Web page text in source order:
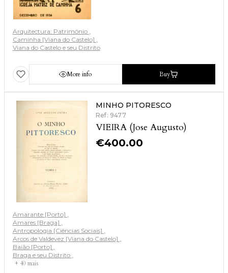
Arquitectura: Património
Caminha [Viana do Castelo]
Viana do Castelo e seu Distrito
More info Buy
MINHO PITORESCO
Ref: 9477
VIEIRA (Jose Augusto)
€400.00
Amarante [Porto]
Amares [Braga]
Antropologia [Ciências Sociais]
Arcos de Valdevez [Viana do Castelo]
Baião [Porto]
Braga e seu Distrito
+ 40 mais